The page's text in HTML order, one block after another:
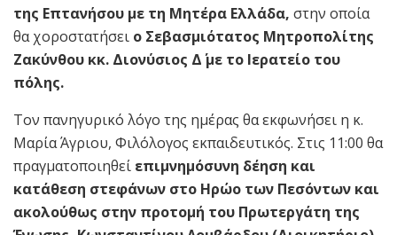
της Επτανήσου με τη Μητέρα Ελλάδα, στην οποία
θα χοροστατήσει ο Σεβασμιότατος Μητροπολίτης
Ζακύνθου κκ. Διονύσιος Δ΄ με το Ιερατείο του
πόλης.
Τον πανηγυρικό λόγο της ημέρας θα εκφωνήσει η κ.
Μαρία Άγριου, Φιλόλογος εκπαιδευτικός. Στις 11:00 θα
πραγματοποιηθεί επιμνημόσυνη δέηση και
κατάθεση στεφάνων στο Ηρώο των Πεσόντων και
ακολούθως στην προτομή του Πρωτεργάτη της